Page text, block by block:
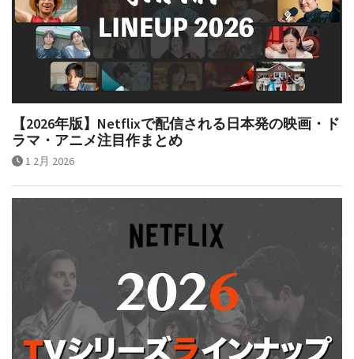
【2026年版】Netflixで配信される日本発の映画・ド
ラマ・アニメ注目作まとめ
1 2月 2026